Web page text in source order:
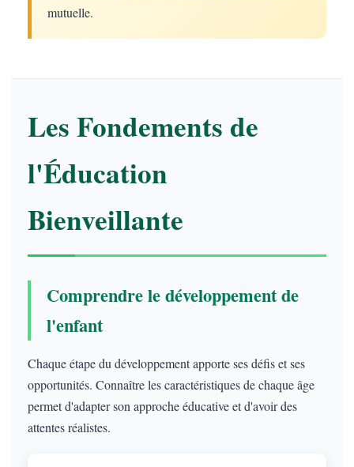
mutuelle.
Les Fondements de
l'Éducation
Bienveillante
Comprendre le développement de
l'enfant
Chaque étape du développement apporte ses défis et ses
opportunités. Connaître les caractéristiques de chaque âge
permet d'adapter son approche éducative et d'avoir des
attentes réalistes.